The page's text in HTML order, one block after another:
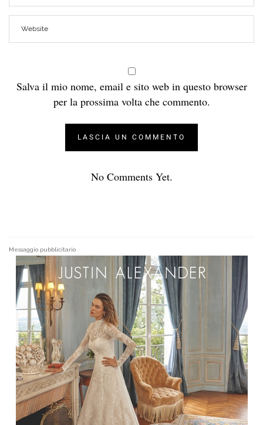
Salva il mio nome, email e sito web in questo browser
per la prossima volta che commento.
No Comments Yet.
Messaggio pubblicitario